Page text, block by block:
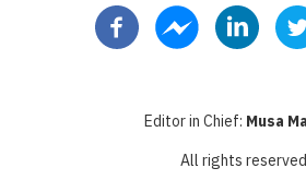
Editor in Chief: Musa
All rights